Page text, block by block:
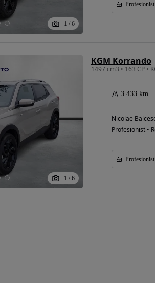
Eligibil pentru
finantare
1 / 6
Profesionist
1 / 6
KGM Korrando
3 433 km
Nicolae
Profesionist •
Profesionist